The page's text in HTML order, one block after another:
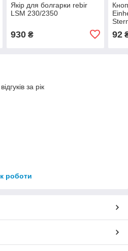
Якір для болгарки rebir
LSM 230/2350
930₴ 92
за рік
роботи